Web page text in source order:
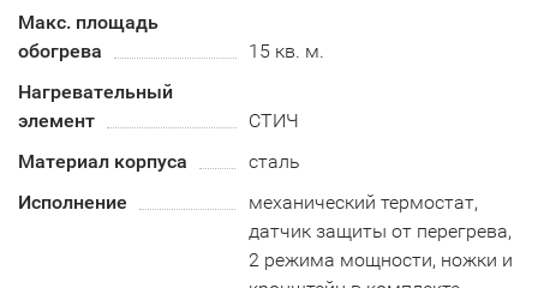
Макс. площадь
обогрева
15 кв. м.
Нагревательный
элемент
СТИЧ
Материал корпуса
сталь
Исполнение
механический термостат,
датчик защиты от перегрева,
2 режима мощности, ножки и